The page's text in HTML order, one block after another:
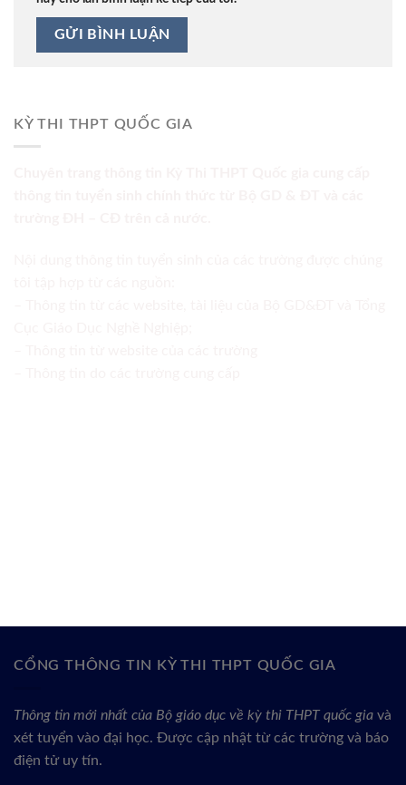
KỲ THI THPT QUỐC GIA
CỔNG THÔNG TIN KỲ THI THPT QUỐC GIA
Thông tin mới nhất của Bộ giáo dục về kỳ thi THPT quốc gia và
xét tuyển vào đại học. Được cập nhật từ các trường và báo
điện tử uy tín.